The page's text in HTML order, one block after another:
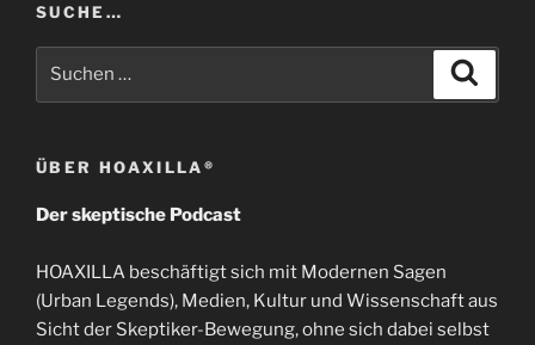
SUCHE…
ÜBER HOAXILLA®
Der skeptische Podcast
HOAXILLA beschäftigt sich mit Modernen Sagen
(Urban Legends), Medien, Kultur und Wissenschaft aus
Sicht der Skeptiker-Bewegung, ohne sich dabei selbst